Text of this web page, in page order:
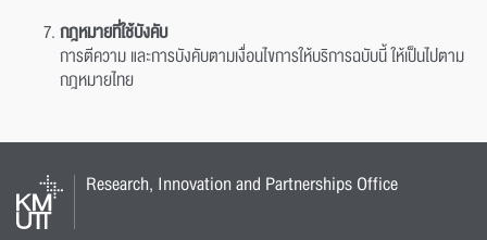
กฎหมายที่ใช้บังคับ
การตีความ และการบังคับตามเงื่อนไขการให้บริการฉบับนี้ ให้เป็นไปตาม
กฎหมายไทย
Research, Innovation and Partnerships Office